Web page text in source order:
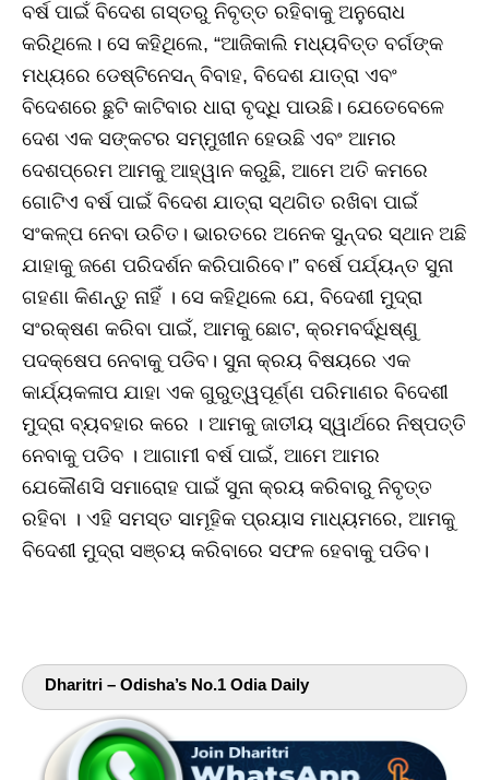
ବର୍ଷ ପାଇଁ ବିଦେଶ ଗସ୍ତରୁ ନିବୃତ୍ତ ରହିବାକୁ ଅନୁରୋଧ
କରିଥିଲେ। ସେ କହିଥିଲେ, “ଆଜିକାଲି ମଧ୍ୟବିତ୍ତ ବର୍ଗଙ୍କ
ମଧ୍ୟରେ ଡେଷ୍ଟିନେସନ୍ ବିବାହ, ବିଦେଶ ଯାତ୍ରା ଏବଂ
ବିଦେଶରେ ଛୁଟି କାଟିବାର ଧାରା ବୃଦ୍ଧି ପାଉଛି। ଯେତେବେଳେ
ଦେଶ ଏକ ସଙ୍କଟର ସମ୍ମୁଖୀନ ହେଉଛି ଏବଂ ଆମର
ଦେଶପ୍ରେମ ଆମକୁ ଆହ୍ୱାନ କରୁଛି, ଆମେ ଅତି କମରେ
ଗୋଟିଏ ବର୍ଷ ପାଇଁ ବିଦେଶ ଯାତ୍ରା ସ୍ଥଗିତ ରଖିବା ପାଇଁ
ସଂକଳ୍ପ ନେବା ଉଚିତ। ଭାରତରେ ଅନେକ ସୁନ୍ଦର ସ୍ଥାନ ଅଛି
ଯାହାକୁ ଜଣେ ପରିଦର୍ଶନ କରିପାରିବେ।” ବର୍ଷେ ପର୍ଯ୍ୟନ୍ତ ସୁନା
ଗହଣା କିଣନ୍ତୁ ନାହିଁ । ସେ କହିଥିଲେ ଯେ, ବିଦେଶୀ ମୁଦ୍ରା
ସଂରକ୍ଷଣ କରିବା ପାଇଁ, ଆମକୁ ଛୋଟ, କ୍ରମବର୍ଦ୍ଧିଷ୍ଣୁ
ପଦକ୍ଷେପ ନେବାକୁ ପଡିବ। ସୁନା କ୍ରୟ ବିଷୟରେ ଏକ
କାର୍ଯ୍ୟକଳାପ ଯାହା ଏକ ଗୁରୁତ୍ୱପୂର୍ଣ୍ଣ ପରିମାଣର ବିଦେଶୀ
ମୁଦ୍ରା ବ୍ୟବହାର କରେ । ଆମକୁ ଜାତୀୟ ସ୍ୱାର୍ଥରେ ନିଷ୍ପତ୍ତି
ନେବାକୁ ପଡିବ । ଆଗାମୀ ବର୍ଷ ପାଇଁ, ଆମେ ଆମର
ଯେକୌଣସି ସମାରୋହ ପାଇଁ ସୁନା କ୍ରୟ କରିବାରୁ ନିବୃତ୍ତ
ରହିବା । ଏହି ସମସ୍ତ ସାମୂହିକ ପ୍ରୟାସ ମାଧ୍ୟମରେ, ଆମକୁ
ବିଦେଶୀ ମୁଦ୍ରା ସଞ୍ଚୟ କରିବାରେ ସଫଳ ହେବାକୁ ପଡିବ।
Dharitri – Odisha’s No.1 Odia Daily